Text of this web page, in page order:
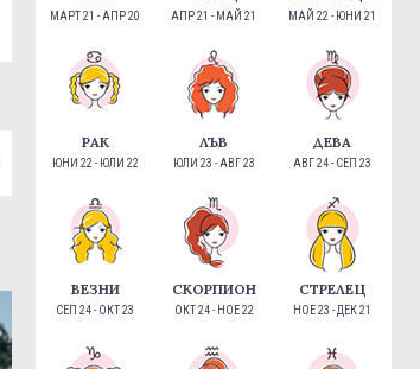
МАРТ 21 - АПР 20 АПР 21 - МАЙ 21 МАЙ 22 - ЮНИ 21
РАК
ЮНИ 22 - ЮЛИ 22
ЛЪВ
ЮЛИ 23 - АВГ 23
ДЕВА
АВГ 24 - СЕП 23
ВЕЗНИ
СЕП 24 - ОКТ 23
СКОРПИОН
ОКТ 24 - НОЕ 22
СТРЕЛЕЦ
НОЕ 23 - ДЕК 21